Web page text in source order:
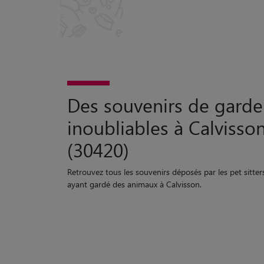
Des souvenirs de garde
inoubliables à
(30420)
Retrouvez tous les souvenirs déposés par les pet
ayant gardé des animaux à Calvisson.